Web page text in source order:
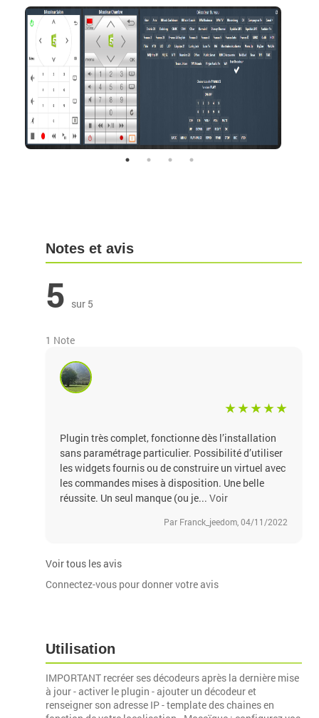
Notes et avis
5 sur 5
1 Note
Plugin très complet, fonctionne dès l’installation
sans paramétrage particulier. Possibilité d’utiliser
les widgets fournis ou de construire un virtuel avec
les commandes mises à disposition. Une belle
réussite. Un seul manque (ou je...Voir
Par Franck_jeedom, 04/11/2022
Voir tous les avis
Connectez-vous pour donner votre avis
Utilisation
IMPORTANT recréer ses décodeurs après la dernière mise
à jour - activer le plugin - ajouter un décodeur et
renseigner son adresse IP - template des chaines en